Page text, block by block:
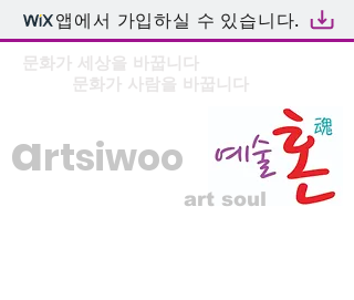
앱에서 가입하실 수 있습니다.
문화가 세상을 바꿉니다
문화가 사람을 바꿉니다
artsiwoo
art soul